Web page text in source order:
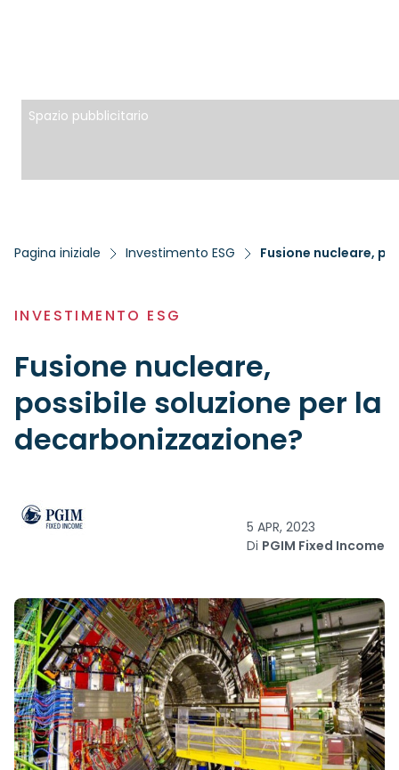
Spazio pubblicitario
Pagina iniziale Investimento ESG Fusione nucleare,
INVESTIMENTO ESG
Fusione nucleare,
possibile soluzione per la
decarbonizzazione?
5 APR, 2023
Di PGIM Fixed Income